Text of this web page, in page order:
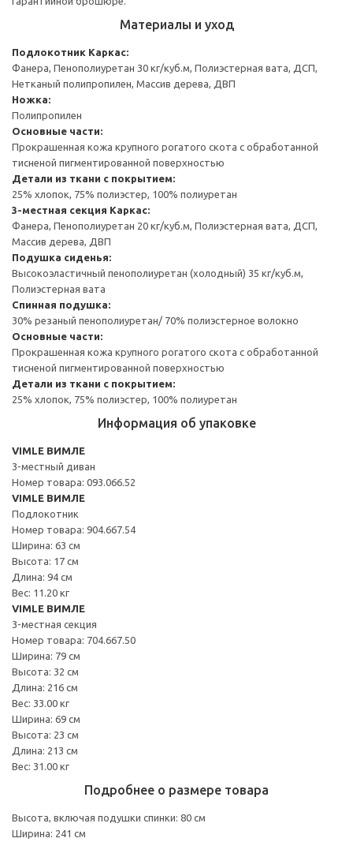
Материалы и уход
Подлокотник Каркас:
Фанера, Пенополиуретан 30 кг/куб.м, Полиэстерная вата, ДСП,
Нетканый полипропилен, Массив дерева, ДВП
Ножка:
Полипропилен
Основные части:
Прокрашенная кожа крупного рогатого скота с обработанной
тисненой пигментированной поверхностью
Детали из ткани с покрытием:
25% хлопок, 75% полиэстер, 100% полиуретан
3-местная секция Каркас:
Фанера, Пенополиуретан 20 кг/куб.м, Полиэстерная вата, ДСП,
Массив дерева, ДВП
Подушка сиденья:
Высокоэластичный пенополиуретан (холодный) 35 кг/куб.м,
Полиэстерная вата
Спинная подушка:
30% резаный пенополиуретан/ 70% полиэстерное волокно
Основные части:
Прокрашенная кожа крупного рогатого скота с обработанной
тисненой пигментированной поверхностью
Детали из ткани с покрытием:
25% хлопок, 75% полиэстер, 100% полиуретан
Информация об упаковке
VIMLE ВИМЛЕ
3-местный диван
Номер товара: 093.066.52
VIMLE ВИМЛЕ
Подлокотник
Номер товара: 904.667.54
Ширина: 63 см
Высота: 17 см
Длина: 94 см
Вес: 11.20 кг
VIMLE ВИМЛЕ
3-местная секция
Номер товара: 704.667.50
Ширина: 79 см
Высота: 32 см
Длина: 216 см
Вес: 33.00 кг
Ширина: 69 см
Высота: 23 см
Длина: 213 см
Вес: 31.00 кг
Подробнее о размере товара
Высота, включая подушки спинки: 80 см
Ширина: 241 см